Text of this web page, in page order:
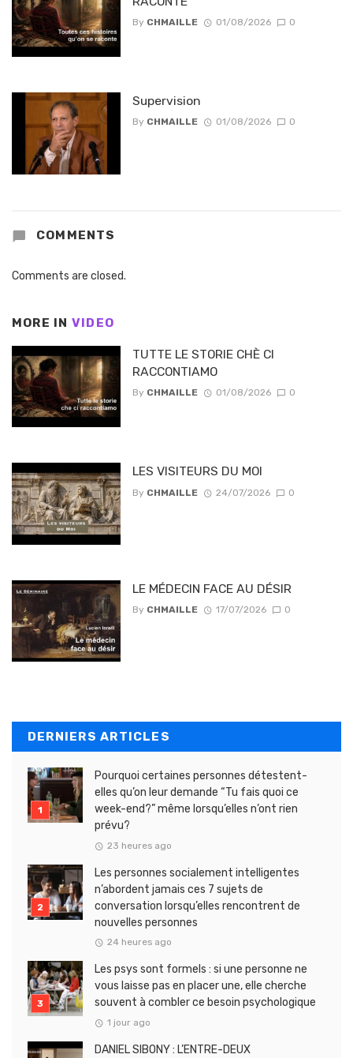
By CHMAILLE 01/08/2026 0
Supervision
By CHMAILLE 01/08/2026 0
COMMENTS
Comments are closed.
MORE IN VIDEO
TUTTE LE STORIE CHÈ CI
RACCONTIAMO
By CHMAILLE 01/08/2026 0
LES VISITEURS DU MOI
By CHMAILLE 24/07/2026 0
LE MÉDECIN FACE AU DÉSIR
By CHMAILLE 17/07/2026 0
DERNIERS ARTICLES
Pourquoi certaines personnes détestent-
elles qu’on leur demande “Tu fais quoi ce
week-end?” même lorsqu’elles n’ont rien
prévu?
23 heures ago
Les personnes socialement intelligentes
n’abordent jamais ces 7 sujets de
conversation lorsqu’elles rencontrent de
nouvelles personnes
24 heures ago
Les psys sont formels : si une personne ne
vous laisse pas en placer une, elle cherche
souvent à combler ce besoin psychologique
1 jour ago
DANIEL SIBONY : L’ENTRE-DEUX